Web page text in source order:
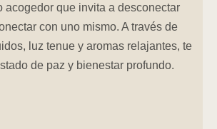
acogedor que invita a desconectar
con uno mismo. A través de
luz tenue y aromas relajantes, te
de paz y bienestar profundo.